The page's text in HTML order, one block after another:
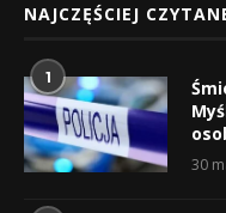
NAJCZĘŚCIEJ
1
30